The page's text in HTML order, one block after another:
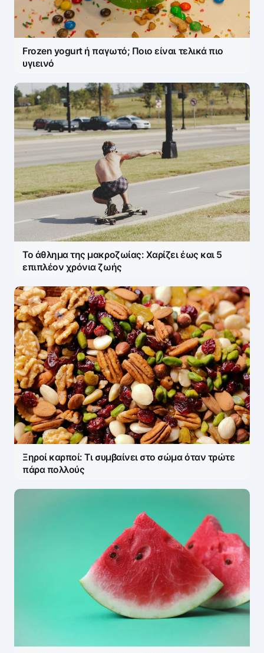
Frozen yogurt ή παγωτό; Ποιο είναι τελικά πιο
υγιεινό
Το άθλημα της μακροζωίας: Χαρίζει έως και 5
επιπλέον χρόνια ζωής
Ξηροί καρποί: Τι συμβαίνει στο σώμα όταν τρώτε
πάρα πολλούς